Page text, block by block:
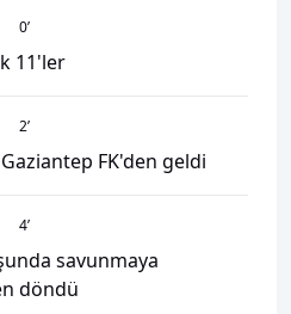
0’
11'ler
2’
FK'den geldi
4’
savunmaya
döndü